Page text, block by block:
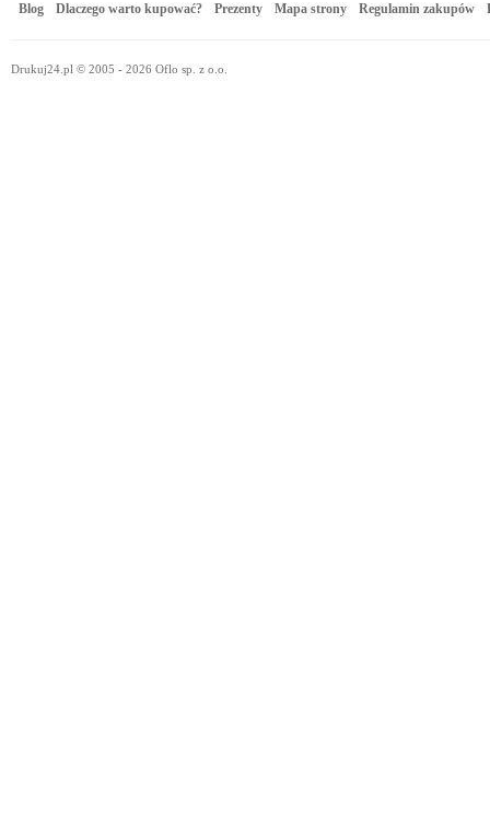
Blog Dlaczego warto kupować? Prezenty Mapa strony Regulamin zakupów
Drukuj24.pl © 2005 - 2026 Oflo sp. z o.o.